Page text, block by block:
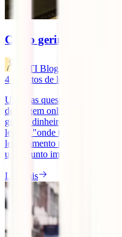
Como gerir o dinheiro
IATI Blog
4
minutos de leitura
Uma das questões muitas
de viagem online tem a ver
gerir o dinheiro fora de
levar", "onde trocar", "como
levantamento nos
um assunto importante no [...]
Ler mais